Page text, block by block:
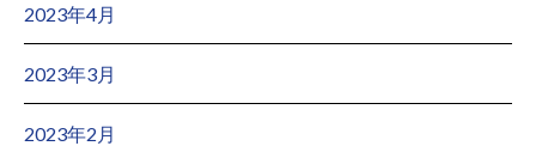
2023年4月
2023年3月
2023年2月